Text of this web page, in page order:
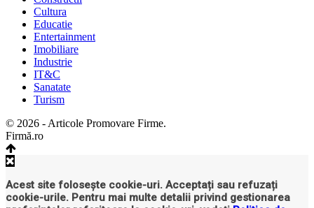
Cultura
Educatie
Entertainment
Imobiliare
Industrie
IT&C
Sanatate
Turism
© 2026 - Articole Promovare Firme.
Firmă.ro
Acest site folosește cookie-uri. Acceptați sau refuzați
cookie-urile. Pentru mai multe detalii privind gestionarea